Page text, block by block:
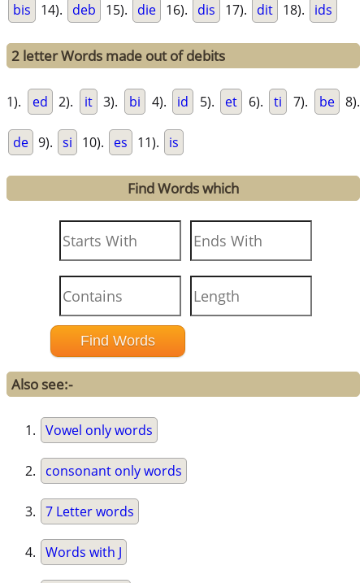
bis 14). deb 15). die 16). dis 17). dit 18). ids
2 letter Words made out of debits
1). ed 2). it 3). bi 4). id 5). et 6). ti 7). be 8).
de 9). si 10). es 11). is
Find Words which
Also see:-
Vowel only words
consonant only words
7 Letter words
Words with J